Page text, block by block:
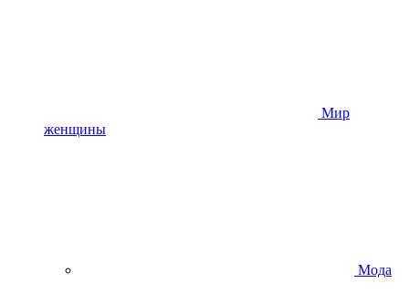
Мир
женщины
Мода